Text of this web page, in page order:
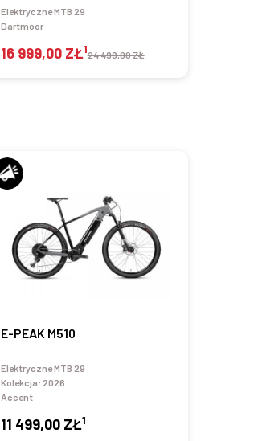
Elektryczne MTB 29
Dartmoor
16 999,00 ZŁ124 499,00 ZŁ
E-PEAK M510
Elektryczne MTB 29
Kolekcja: 2026
Accent
11 499,00 ZŁ1